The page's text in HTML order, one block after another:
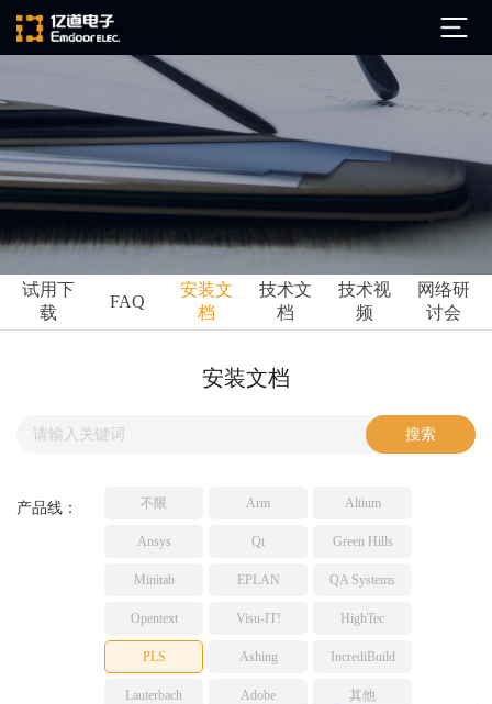
公司简介
发展历程
企业文化
ARM
Ansys
Perforce
TESSY
亿道动态
市场活动
技术文档
网络研讨会
试用下
载
FAQ
安装文
档
技术文
档
技术视
频
网络研
讨会
安装文档
产品线： 不限 Arm Altium
Ansys Qt Green Hills
Minitab EPLAN QA Systems
Opentext Visu-IT! HighTec
PLS Ashing IncrediBuild
Lauterbach Adobe 其他